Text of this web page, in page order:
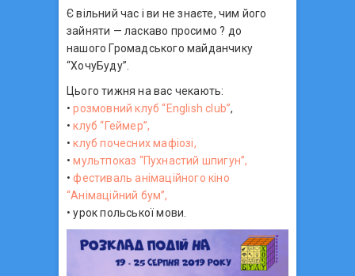
Є вільний час і ви не знаєте, чим його
зайняти — ласкаво просимо ?‍ до
нашого Громадського майданчику
“ХочуБуду”.
Цього тижня на вас чекають:
•розмовний клуб “English club”,
•клуб “Геймер”,
•клуб почесних мафіозі,
•мультпоказ “Пухнастий шпигун”,
•фестиваль анімаційного кіно
“Анімаційний бум”,
• урок польської мови.